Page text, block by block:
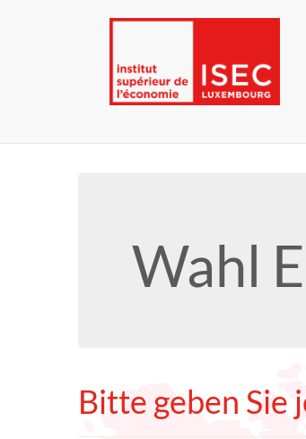
Wahl
Bitte geben Sie